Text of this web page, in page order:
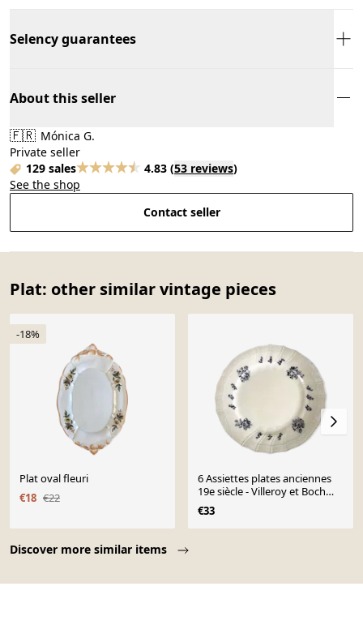
Selency guarantees
About this seller
🇫🇷 Mónica G.
Private seller
129 sales
4.83 (53 reviews)
See the shop
Contact seller
Plat: other similar vintage pieces
Discover more similar items
-18%
Plat oval fleuri
€18 €22
6 Assiettes plates anciennes
19e siècle - Villeroy et Boch
Mettlach
€33